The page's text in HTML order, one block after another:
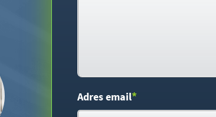
Adres email*